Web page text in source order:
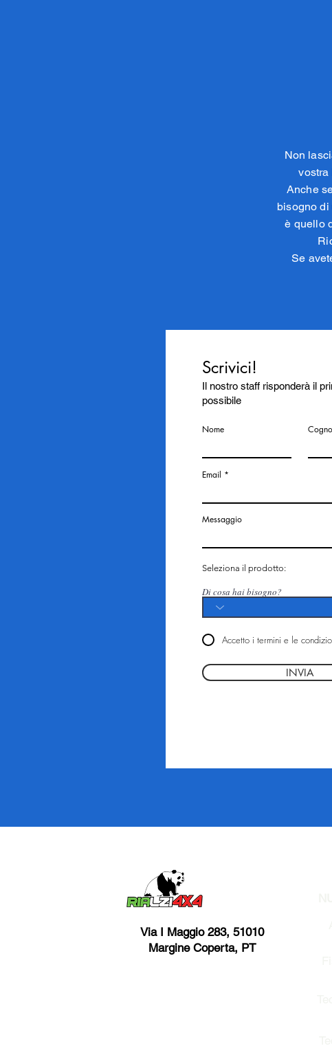
Non
vostra
Anche
bisogno
è quello
Se
Scrivici!
Il nostro staff risponderà il
possibile
Nome
Email
Messaggio
Seleziona il prodotto:
Di cosa hai bisogno?
Accetto i termini e le
INVIA
Via I Maggio 283, 51010
Margine Coperta, PT